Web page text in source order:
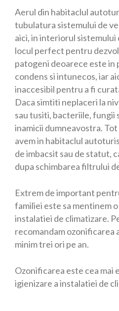
Aerul din habitaclul
tubulatura sistemului de
aici, in interiorul sistemului
locul perfect pentru
patogeni deoarece este in
condens si intunecos, iar
inaccesibil pentru a fi
Daca simtiti neplaceri la
sau tusiti, bacteriile, fungii
inamicii dumneavostra.
avem in habitaclul
de imbacsit sau de statut,
dupa schimbarea filtrului
Extrem de important
familiei este sa mentinem
instalatiei de climatizare.
recomandam ozonificarea
minim trei ori pe an.
Ozonificarea este cea mai
igienizare a instalatiei de